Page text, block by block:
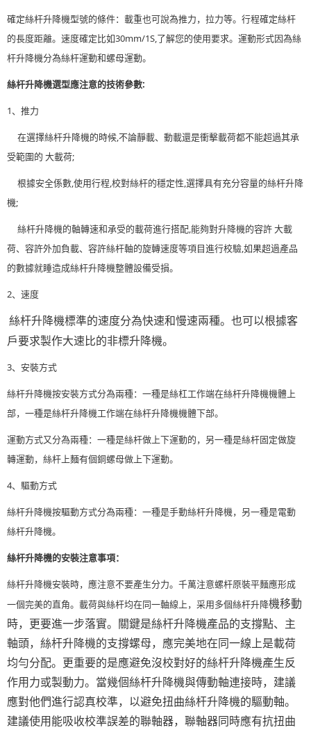
確定絲杆升降機型號的條件：載重也可說為推力，拉力等。行程確定絲杆
的長度距離。速度確定比如30mm/1S,了解您的使用要求。運動形式因為絲
杆升降機分為絲杆運動和螺母運動。
絲杆升降機選型應注意的技術參數:
1、推力
在選擇絲杆升降機的時候,不論靜載、動載還是衝擊載荷都不能超過其承
受範圍的 大載荷;
根據安全係數,使用行程,校對絲杆的穩定性,選擇具有充分容量的絲杆升降
機;
絲杆升降機的軸轉速和承受的載荷進行搭配,能夠對升降機的容許 大載
荷、容許外加負載、容許絲杆軸的旋轉速度等項目進行校驗,如果超過產品
的數據就睡造成絲杆升降機整體設備受損。
2、速度
絲杆升降機標準的速度分為快速和慢速兩種。也可以根據客
戶要求製作大速比的非標升降機。
3、安裝方式
絲杆升降機按安裝方式分為兩種：一種是絲杠工作端在絲杆升降機機體上
部，一種是絲杆升降機工作端在絲杆升降機機體下部。
運動方式又分為兩種：一種是絲杆做上下運動的，另一種是絲杆固定做旋
轉運動，絲杆上麵有個銅螺母做上下運動。
4、驅動方式
絲杆升降機按驅動方式分為兩種：一種是手動絲杆升降機，另一種是電動
絲杆升降機。
絲杆升降機的安裝注意事項：
絲杆升降機安裝時，應注意不要產生分力。千萬注意螺杆原裝平麵應形成
一個完美的直角。載荷與絲杆均在同一軸線上，采用多個絲杆升降機移動
時，更要進一步落實。關鍵是絲杆升降機產品的支撐點、主
軸頭，絲杆升降機的支撐螺母，應完美地在同一線上是載荷
均勻分配。更重要的是應避免沒校對好的絲杆升降機產生反
作用力或製動力。當幾個絲杆升降機與傳動軸連接時，建議
應對他們進行認真校準，以避免扭曲絲杆升降機的驅動軸。
建議使用能吸收校準誤差的聯軸器，聯軸器同時應有抗扭曲